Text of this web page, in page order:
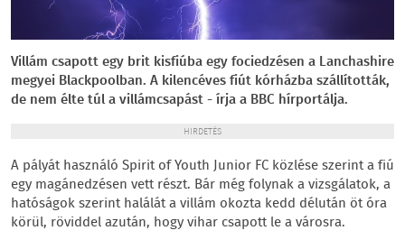
Villám csapott egy brit kisfiúba egy fociedzésen a Lanchashire
megyei Blackpoolban. A kilencéves fiút kórházba szállították,
de nem élte túl a villámcsapást - írja a BBC hírportálja.
HIRDETÉS
A pályát használó Spirit of Youth Junior FC közlése szerint a fiú
egy magánedzésen vett részt. Bár még folynak a vizsgálatok, a
hatóságok szerint halálát a villám okozta kedd délután öt óra
körül, röviddel azután, hogy vihar csapott le a városra.